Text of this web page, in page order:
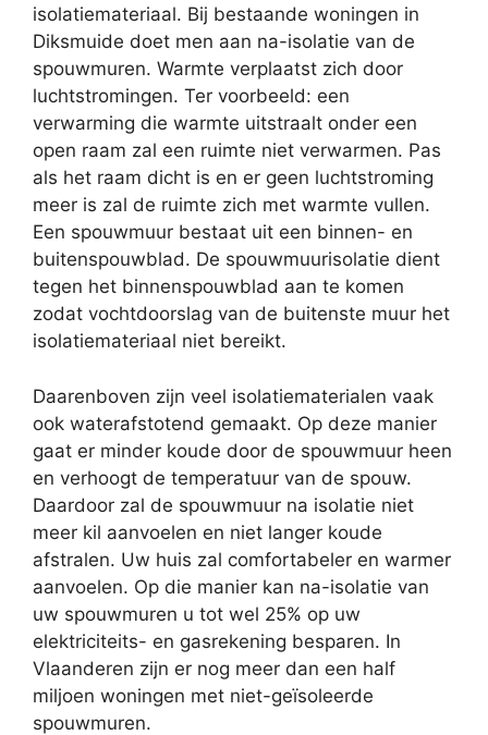
isolatiemateriaal. Bij bestaande woningen in
Diksmuide doet men aan na-isolatie van de
spouwmuren. Warmte verplaatst zich door
luchtstromingen. Ter voorbeeld: een
verwarming die warmte uitstraalt onder een
open raam zal een ruimte niet verwarmen. Pas
als het raam dicht is en er geen luchtstroming
meer is zal de ruimte zich met warmte vullen.
Een spouwmuur bestaat uit een binnen- en
buitenspouwblad. De spouwmuurisolatie dient
tegen het binnenspouwblad aan te komen
zodat vochtdoorslag van de buitenste muur het
isolatiemateriaal niet bereikt.
Daarenboven zijn veel isolatiematerialen vaak
ook waterafstotend gemaakt. Op deze manier
gaat er minder koude door de spouwmuur heen
en verhoogt de temperatuur van de spouw.
Daardoor zal de spouwmuur na isolatie niet
meer kil aanvoelen en niet langer koude
afstralen. Uw huis zal comfortabeler en warmer
aanvoelen. Op die manier kan na-isolatie van
uw spouwmuren u tot wel 25% op uw
elektriciteits- en gasrekening besparen. In
Vlaanderen zijn er nog meer dan een half
miljoen woningen met niet-geïsoleerde
spouwmuren.